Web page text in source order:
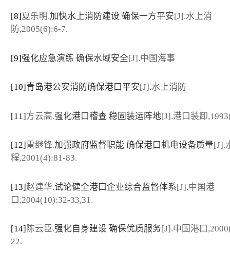
[8]夏乐明.加快水上消防建设 确保一方平安[J].水上消
防,2005(6):6-7.
[9]强化应急演练 确保水域安全[J].中国海事
[10]青岛港公安消防确保港口平安[J].水上消防
[11]方云高.强化港口稽查 稳固装运阵地[J].港口装卸
[12]雷继锋.加强政府监督职能 确保港口机电设备质量[J].
程,2001(4):81-83.
[13]赵建华.试论健全港口企业综合监督体系[J].中国港
口,2004(10):32-33,31.
[14] 陈云臣.强化自身建设 确保优质服务[J].中国港口
22.